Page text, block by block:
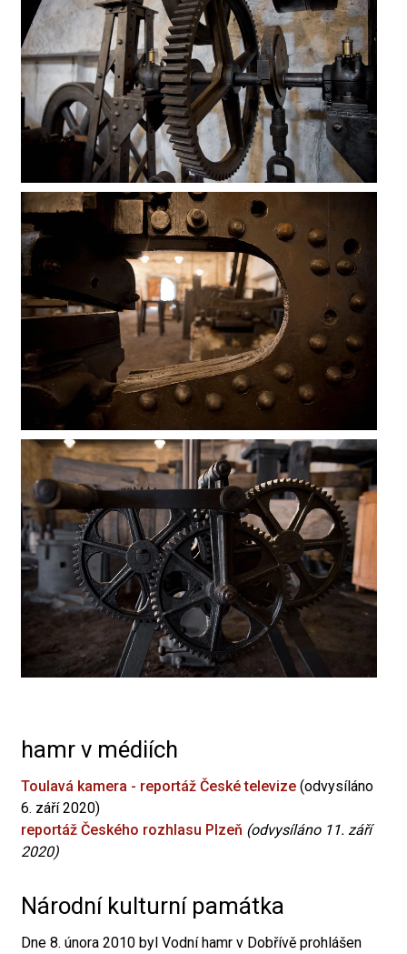
hamr v médiích
Toulavá kamera - reportáž České televize (odvysíláno
6. září 2020)
reportáž Českého rozhlasu Plzeň (odvysíláno 11. září
2020)
Národní kulturní památka
Dne 8. února 2010 byl Vodní hamr v Dobřívě prohlášen